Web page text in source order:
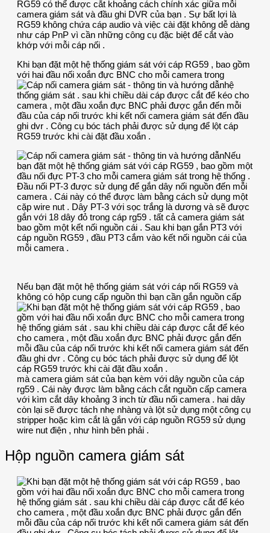
RG59 có thể được cắt khoảng cách chính xác giữa mỗi
camera giám sát và đầu ghi DVR của bạn . Sự bất lợi là
RG59 không chứa cáp audio và việc cài đặt không dễ dàng
như cáp PnP vì cần những công cụ đặc biệt để cắt vào
khớp với mỗi cáp nối .
Khi bạn đặt một hệ thống giám sát với cáp RG59 , bao gồm
với hai đầu nối xoắn đực BNC cho mỗi camera trong
hệ
thống giám sát . sau khi chiều dài cáp được cắt để kéo cho
camera , một đầu xoắn đực BNC phải được gắn đến mỗi
đầu của cáp nối trước khi kết nối camera giám sát đến đầu
ghi dvr . Công cụ bóc tách phải được sử dụng để lột cáp
RG59 trước khi cài đặt đầu xoắn .
Nếu
bạn đặt một hệ thống giám sát với cáp RG59 , bao gồm một
đầu nối đực PT-3 cho mỗi camera giám sát trong hệ thống .
Đầu nối PT-3 được sử dụng để gắn dây nối nguồn đến mỗi
camera . Cái này có thể được làm bằng cách sử dụng một
cặp wire nut . Dây PT-3 với sọc trắng là dương và sẽ được
gắn với 18 dây đỏ trong cáp rg59 . tất cả camera giám sát
bao gồm một kết nối nguồn cái . Sau khi bạn gắn PT3 với
cáp nguồn RG59 , đầu PT3 cắm vào kết nối nguồn cái của
mỗi camera .
Nếu bạn đặt một hệ thống giám sát với cáp nối RG59 và
không có hộp cung cấp nguồn thì bạn cần gắn nguồn cấp
mà camera giám sát của bạn kèm với dây nguồn của cáp
rg59 . Cái này được làm bằng cách cắt nguồn cấp camera
với kìm cắt dây khoảng 3 inch từ đầu nối camera . hai dây
còn lại sẽ được tách nhẹ nhàng và lột sử dụng một công cụ
stripper hoặc kìm cắt là gắn với cáp nguồn RG59 sử dụng
wire nut điện , như hình bên phải .
Hộp nguồn camera giám sát